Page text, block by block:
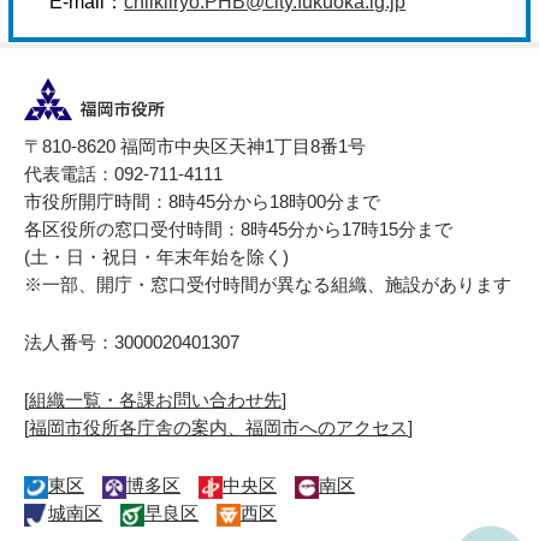
〒810-8620 福岡市中央区天神1丁目8番1号
代表電話：092-711-4111
市役所開庁時間：8時45分から18時00分まで
各区役所の窓口受付時間：8時45分から17時15分まで
(土・日・祝日・年末年始を除く)
※一部、開庁・窓口受付時間が異なる組織、施設があります
法人番号：3000020401307
[組織一覧・各課お問い合わせ先]
[福岡市役所各庁舎の案内、福岡市へのアクセス]
東区 博多区 中央区
南区
城南区
早良区 西区